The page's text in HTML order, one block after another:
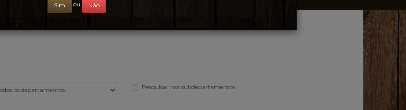
Pesquisar nos subdepartamentos
Sim ou Não